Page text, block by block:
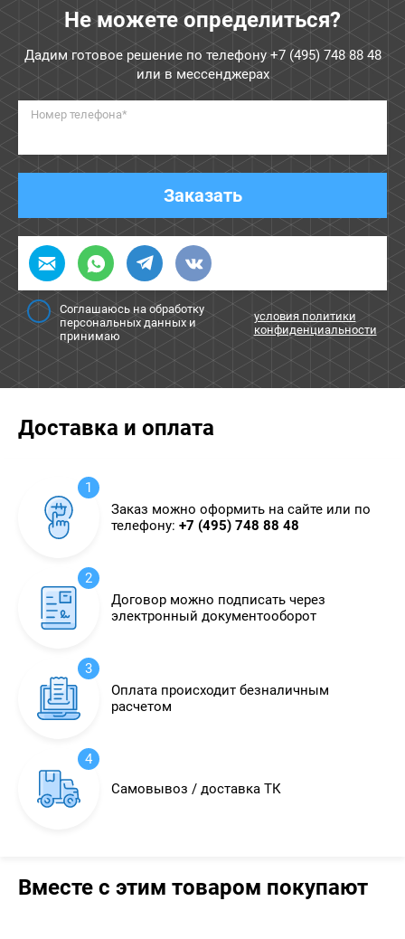
Не можете определиться?
Дадим готовое решение по телефону +7 (495) 748 88 48
или в мессенджерах
Номер телефона*
Заказать
Соглашаюсь на обработку
персональных данных и
принимаю
условия политики
конфиденциальности
Доставка и оплата
1
Заказ можно оформить на сайте или по
телефону: +7 (495) 748 88 48
2
Договор можно подписать через
электронный документооборот
3
Оплата происходит безналичным
расчетом
4
Самовывоз / доставка ТК
Вместе с этим товаром покупают